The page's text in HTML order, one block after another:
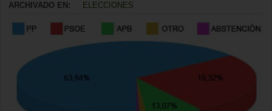
ARCHIVADO EN:
ELECCIONES